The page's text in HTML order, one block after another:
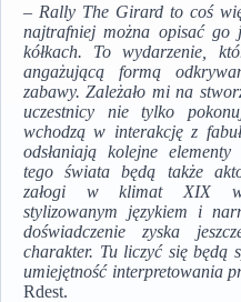
– Rally The Girard to coś
najtrafniej można opisać go
kółkach. To wydarzenie,
angażującą formą
zabawy. Zależało mi na
uczestnicy nie tylko
wchodzą w interakcję z
odsłaniają kolejne
tego świata będą także
załogi w klimat XIX
stylizowanym językiem i
doświadczenie zyska
charakter. Tu liczyć się będą
umiejętność interpretowania
Rdest.